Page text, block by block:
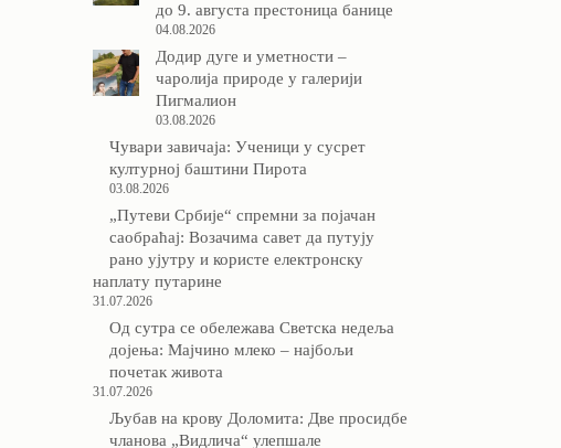
до 9. августа престоница банице
04.08.2026
Додир дуге и уметности –
чаролија природе у галерији
Пигмалион
03.08.2026
Чувари завичаја: Ученици у сусрет
културној баштини Пирота
03.08.2026
„Путеви Србије“ спремни за појачан
саобраћај: Возачима савет да путују
рано ујутру и користе електронску
наплату путарине
31.07.2026
Од сутра се обележава Светска недеља
дојења: Мајчино млеко – најбољи
почетак живота
31.07.2026
Љубав на крову Доломита: Две просидбе
чланова „Видлича“ улепшале